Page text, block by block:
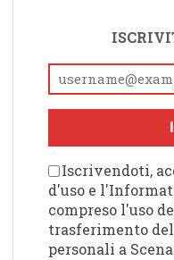
Iscrivendoti,
d'uso e
compreso l'uso
trasferimento
personali a